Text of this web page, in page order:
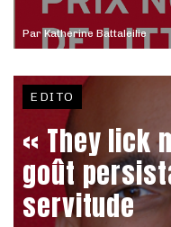
Par Katherine Battaleilie
EDITO
« They lick
goût
servitude